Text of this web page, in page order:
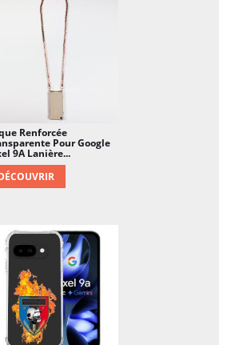
Renforcée
Pour Google
9A Lanière...